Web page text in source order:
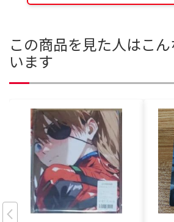
この商品を見た人はこ
います